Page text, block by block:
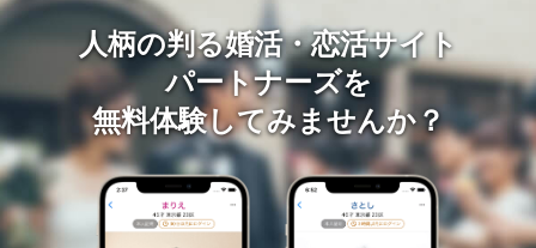
人柄の判る婚活・恋活サイト
パートナーズを
無料体験してみませんか？